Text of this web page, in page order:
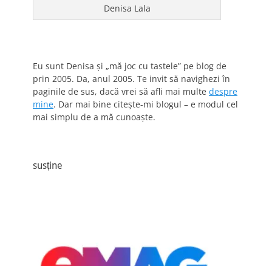
Denisa Lala
Eu sunt Denisa și „mă joc cu tastele” pe blog de
prin 2005. Da, anul 2005. Te invit să navighezi în
paginile de sus, dacă vrei să afli mai multe despre
mine. Dar mai bine citește-mi blogul – e modul cel
mai simplu de a mă cunoaște.
susține